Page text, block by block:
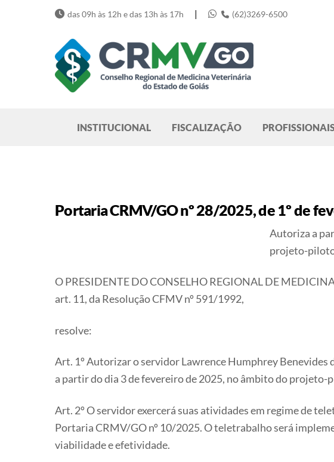
das 09h às 12h e das 13h às 17h | (62)3269-6500
INSTITUCIONAL FISCALIZAÇÃO
Portaria CRMV/GO nº 28/2025, de 1º de
Autoriza a
projeto-
O PRESIDENTE DO CONSELHO REGIONAL DE
art. 11, da Resolução CFMV nº 591/1992,
resolve:
Art. 1º Autorizar o servidor Lawrence Humphrey
a partir do dia 3 de fevereiro de 2025, no âmbito do
Art. 2º O servidor exercerá suas atividades em regime de
Portaria CRMV/GO nº 10/2025. O teletrabalho será
viabilidade e efetividade.